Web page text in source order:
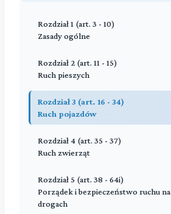
Rozdział 1 (art. 3 - 10)
Zasady ogólne
Rozdział 2 (art. 11 - 15)
Ruch pieszych
Rozdział 3 (art. 16 - 34)
Ruch pojazdów
Rozdział 4 (art. 35 - 37)
Ruch zwierząt
Rozdział 5 (art. 38 - 64i)
Porządek i bezpieczeństwo ruchu na
drogach